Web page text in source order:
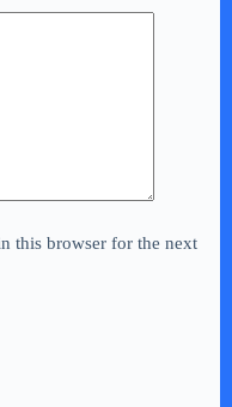
this browser for the next